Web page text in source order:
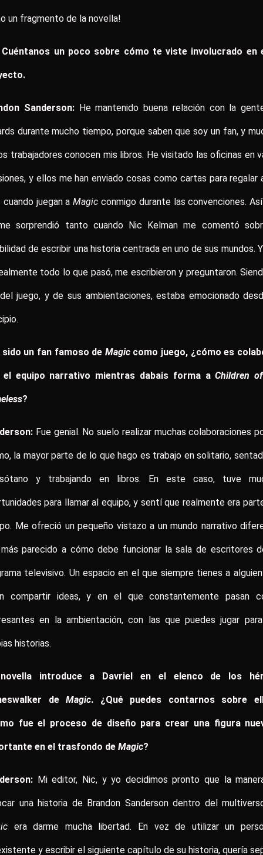
un fragmento de la novella!
Cuéntanos un poco sobre cómo te viste involucrado en
Sanderson:He mantenido buena relación con la
durante mucho tiempo, porque saben que soy un fan, y
trabajadores conocen mis libros. He visitado las oficinas en
y ellos me han enviado cosas como cartas para regalar
cuando juegan aMagicconmigo durante las convenciones.
sorprendió tanto cuando Nic Kelman me comentó
de escribir una historia centrada en uno de sus mundos.
todo lo que pasó, me escribieron y preguntaron.
juego, y de sus ambientaciones, estaba emocionado
sido un fan famoso de Magic como juego, ¿cómo es
el equipo narrativo mientras dabais forma aChildren
?
Fue genial. No suelo realizar muchas colaboraciones
la mayor parte de lo que hago es trabajo en solitario,
y trabajando en libros. En este caso, tuve
para llamar al equipo, y sentí que realmente era
Me ofreció un pequeño vistazo a un mundo narrativo
parecido a cómo debe funcionar la sala de escritores
televisivo. Un espacio en el que siempre tienes a
compartir ideas, y en el que constantemente pasan
en la ambientación, con las que puedes jugar
historias.
introduce a Davriel en el elenco de los
deMagic. ¿Qué puedes contarnos sobre
fue el proceso de diseño para crear una figura
en el trasfondo de Magic?
Mi editor, Nic, y yo decidimos pronto que la
una historia de Brandon Sanderson dentro del
era darme mucha libertad. En vez de utilizar un
y escribir el siguiente capítulo de su historia, quería